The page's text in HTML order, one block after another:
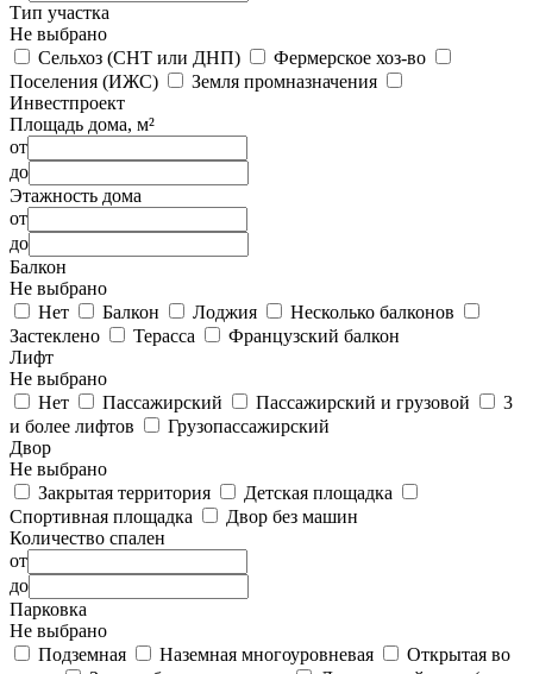
Тип участка
Не выбрано
Сельхоз (СНТ или ДНП)
Фермерское хоз-во
Поселения (ИЖС)
Земля промназначения
Инвестпроект
Площадь дома, м²
от
до
Этажность дома
от
до
Балкон
Не выбрано
Нет
Балкон Лоджия
Несколько балконов
Застеклено
Терасса
Французский балкон
Лифт
Не выбрано
Нет
Пассажирский Пассажирский и грузовой
3
и более лифтов
Грузопассажирский
Двор
Не выбрано
Закрытая территория
Детская площадка
Спортивная площадка
Двор без машин
Количество спален
от
до
Парковка
Не выбрано
Подземная
Наземная многоуровневая
Открытая во